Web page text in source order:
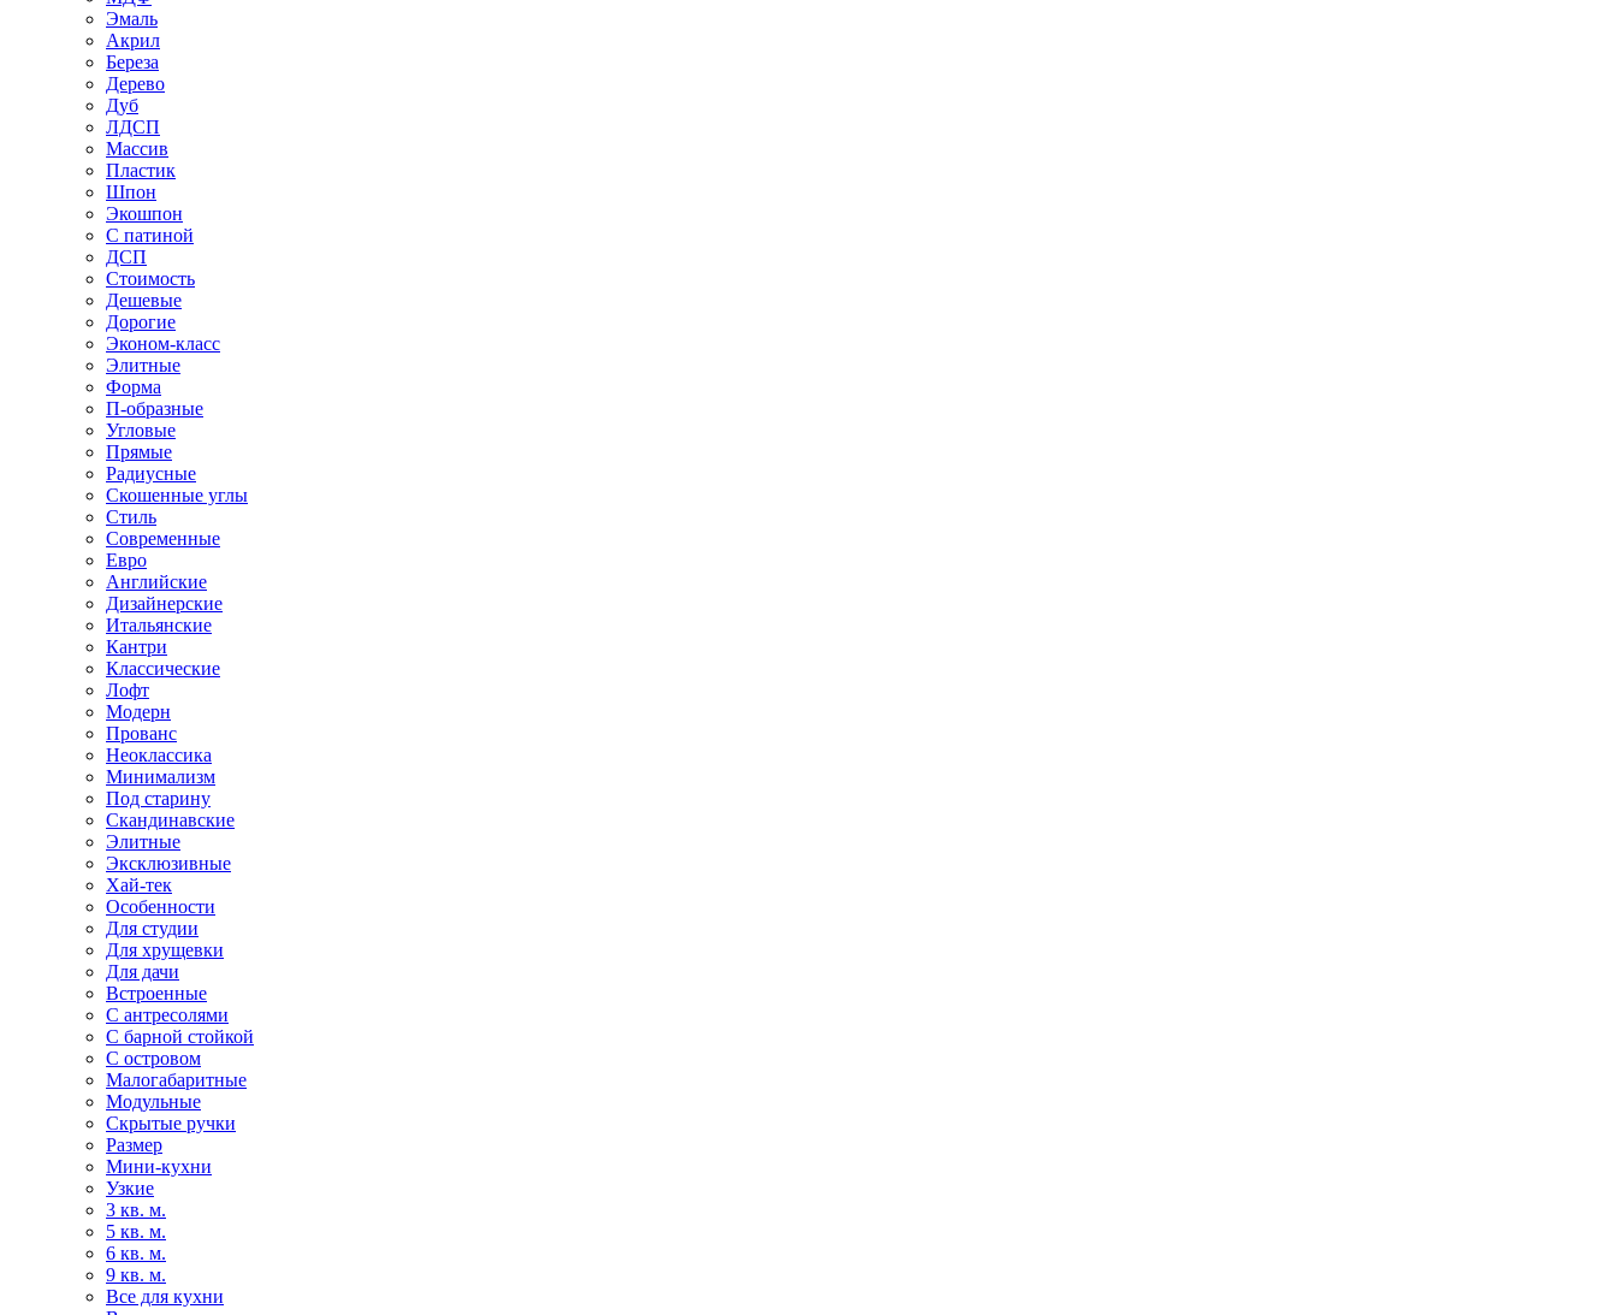
Эмаль
Акрил
Береза
Дерево
Дуб
ЛДСП
Массив
Пластик
Шпон
Экошпон
С патиной
ДСП
Стоимость
Дешевые
Дорогие
Эконом-класс
Элитные
Форма
П-образные
Угловые
Прямые
Радиусные
Скошенные углы
Стиль
Современные
Евро
Английские
Дизайнерские
Итальянские
Кантри
Классические
Лофт
Модерн
Прованс
Неоклассика
Минимализм
Под старину
Скандинавские
Элитные
Эксклюзивные
Хай-тек
Особенности
Для студии
Для хрущевки
Для дачи
Встроенные
С антресолями
С барной стойкой
С островом
Малогабаритные
Модульные
Скрытые ручки
Размер
Мини-кухни
Узкие
3 кв. м.
5 кв. м.
6 кв. м.
9 кв. м.
Все для кухни